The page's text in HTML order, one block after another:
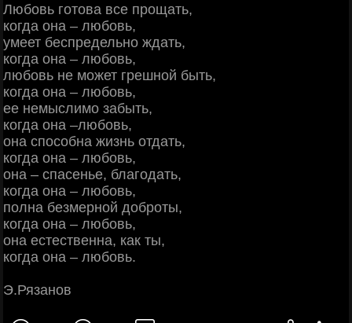
Любовь готова все прощать,
когда она – любовь,
умеет беспредельно ждать,
когда она – любовь,
любовь не может грешной быть,
когда она – любовь,
ее немыслимо забыть,
когда она –любовь,
она способна жизнь отдать,
когда она – любовь,
она – спасенье, благодать,
когда она – любовь,
полна безмерной доброты,
когда она – любовь,
она естественна, как ты,
когда она – любовь.
Э.Рязанов